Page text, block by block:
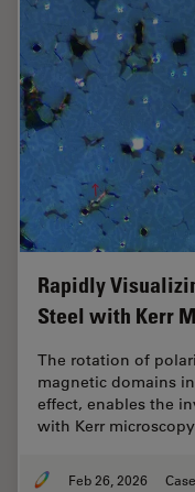
Rapidly
Steel with Kerr
The rotation of
magnetic domains
effect, enables the
with Kerr
Feb 26, 2026